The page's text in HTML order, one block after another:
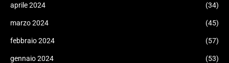
aprile 2024 (34)
marzo 2024 (45)
febbraio 2024 (57)
gennaio 2024 (53)